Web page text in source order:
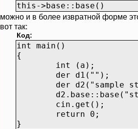
this->base::base()
можно и в более извратной форме
вот так:
Код:
int main()
{
int (a);
der d1("");
der d2("sample
cin.get();
return 0;
}